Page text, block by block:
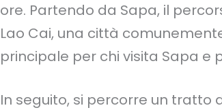
ore. Partendo da Sapa, il
Lao Cai, una città
principale per chi visita Sapa e
In seguito, si percorre un tratto